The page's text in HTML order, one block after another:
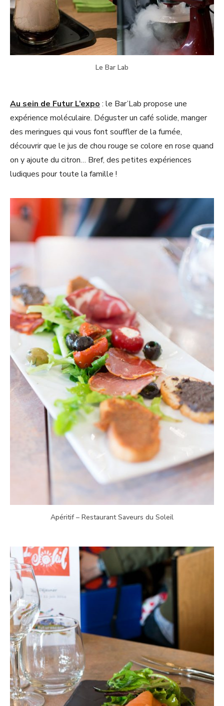
Le Bar Lab
Au sein de Futur L’expo : le Bar’Lab propose une
expérience moléculaire. Déguster un café solide, manger
des meringues qui vous font souffler de la fumée,
découvrir que le jus de chou rouge se colore en rose quand
on y ajoute du citron… Bref, des petites expériences
ludiques pour toute la famille !
Apéritif – Restaurant Saveurs du Soleil